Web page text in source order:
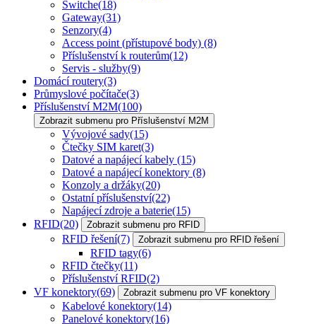
Switche(18)
Gateway(31)
Senzory(4)
Access point (přístupové body) (8)
Příslušenství k routerům(12)
Servis - služby(9)
Domácí routery(3)
Průmyslové počítače(3)
Příslušenství M2M(100)
Zobrazit submenu pro Příslušenství M2M
Vývojové sady(15)
Čtečky SIM karet(3)
Datové a napájecí kabely (15)
Datové a napájecí konektory (8)
Konzoly a držáky(20)
Ostatní příslušenství(22)
Napájecí zdroje a baterie(15)
RFID(20) Zobrazit submenu pro RFID
RFID řešení(7) Zobrazit submenu pro RFID řešení
RFID tagy(6)
RFID čtečky(11)
Příslušenství RFID(2)
VF konektory(69) Zobrazit submenu pro VF konektory
Kabelové konektory(14)
Panelové konektory(16)